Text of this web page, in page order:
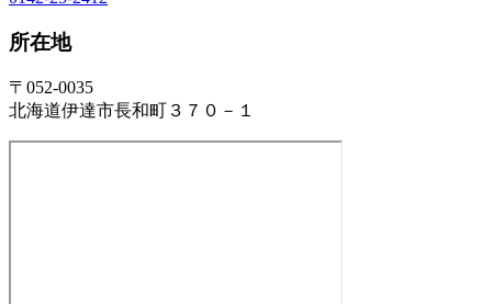
所在地
〒052-0035
北海道伊達市長和町３７０－１